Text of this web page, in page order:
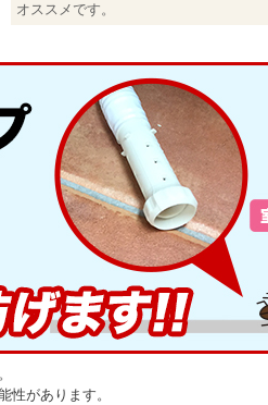
オススメです。
性があります。